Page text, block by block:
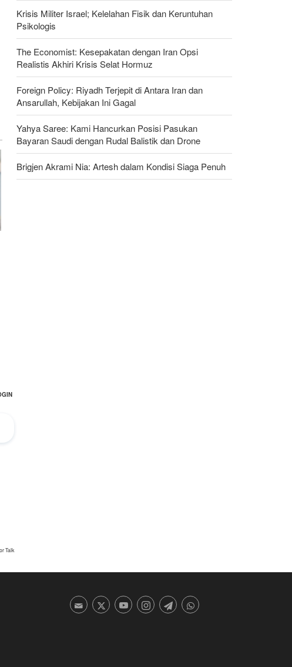
Krisis Militer Israel; Kelelahan Fisik dan Keruntuhan
Psikologis
The Economist: Kesepakatan dengan Iran Opsi
Realistis Akhiri Krisis Selat Hormuz
Foreign Policy: Riyadh Terjepit di Antara Iran dan
Ansarullah, Kebijakan Ini Gagal
Yahya Saree: Kami Hancurkan Posisi Pasukan
Bayaran Saudi dengan Rudal Balistik dan Drone
Brigjen Akrami Nia: Artesh dalam Kondisi Siaga Penuh